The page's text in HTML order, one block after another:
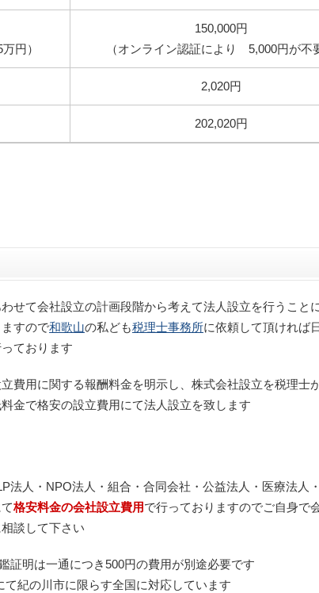
円）
150,000円
（オンライン認証により 5,000円が不
2,020円
202,020円
わせて会社設立の計画段階から考えて法人設立を行うこと
すので和歌山の私ども税理士事務所に依頼して頂ければ
ております
費用に関する報酬料金を明示し、株式会社設立を税理士
金で格安の設立費用にて法人設立を致します
法人・NPO法人・組合・合同会社・公益法人・医療法人
格安料金の会社設立費用で行っておりますのでご自身で
談して下さい
証明は一通につき500円の費用が別途必要です
紀の川市に限らす全国に対応しています